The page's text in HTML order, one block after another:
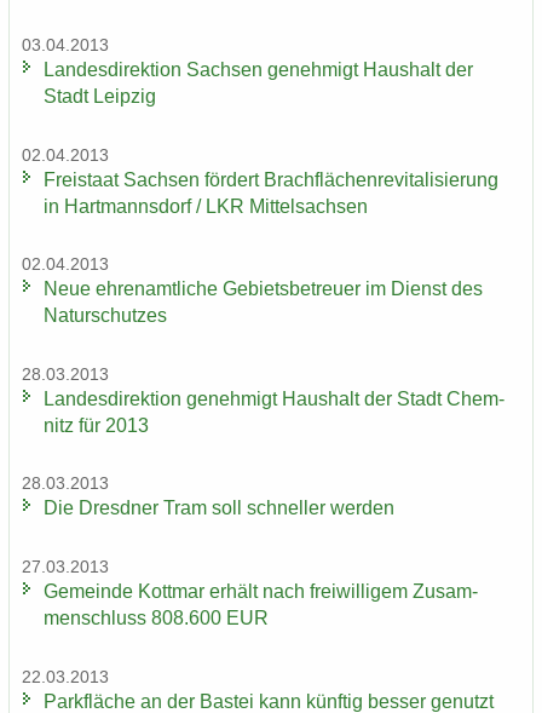
03.04.2013
Lan­des­di­rek­ti­on Sach­sen ge­neh­migt Haus­halt der
Stadt Leip­zig
02.04.2013
Frei­staat Sach­sen för­dert Brach­flä­chen­re­vi­ta­li­sie­rung
in Hart­manns­dorf / LKR Mit­tel­sach­sen
02.04.2013
Neue eh­ren­amt­li­che Ge­biets­be­treu­er im Dienst des
Na­tur­schut­zes
28.03.2013
Lan­des­di­rek­ti­on ge­neh­migt Haus­halt der Stadt Chem­
nitz für 2013
28.03.2013
Die Dresd­ner Tram soll schnel­ler wer­den
27.03.2013
Ge­mein­de Kott­mar er­hält nach frei­wil­li­gem Zu­sam­
men­schluss 808.600 EUR
22.03.2013
Park­flä­che an der Bas­tei kann künf­tig bes­ser ge­nutzt